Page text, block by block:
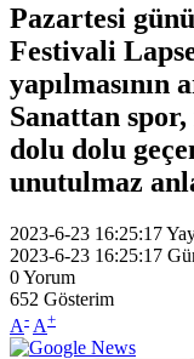
Pazartesi
Festivali
yapılmasının
Sanattan
dolu dolu
unutulmaz
2023-6-23 16:25:17
2023-6-23 16:25:17
0Yorum
652 Gösterim
A- A+